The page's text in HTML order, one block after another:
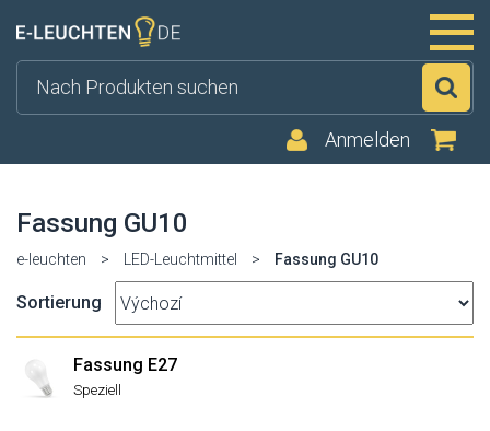
Anmelden
Fassung GU10
e-leuchten > LED-Leuchtmittel > Fassung GU10
Sortierung
Fassung E27
Speziell